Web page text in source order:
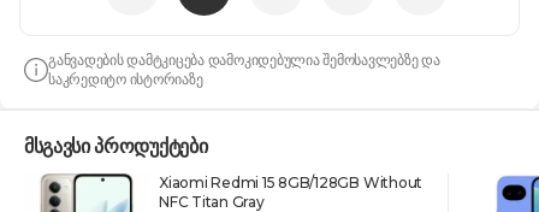
განვადების დამტკიცება დამოკიდებულია შემოსავლებზე და
საკრედიტო ისტორიაზე
მსგავსი პროდუქტები
Xiaomi Redmi 15 8GB/128GB Without
NFC Titan Gray